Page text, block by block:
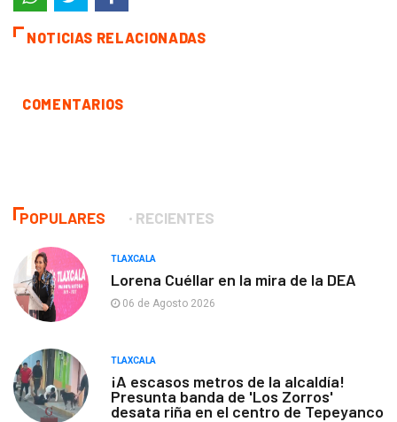
NOTICIAS RELACIONADAS
COMENTARIOS
POPULARES RECIENTES
TLAXCALA
Lorena Cuéllar en la mira de la DEA
06 de Agosto 2026
TLAXCALA
¡A escasos metros de la alcaldía!
Presunta banda de 'Los Zorros'
desata riña en el centro de Tepeyanco